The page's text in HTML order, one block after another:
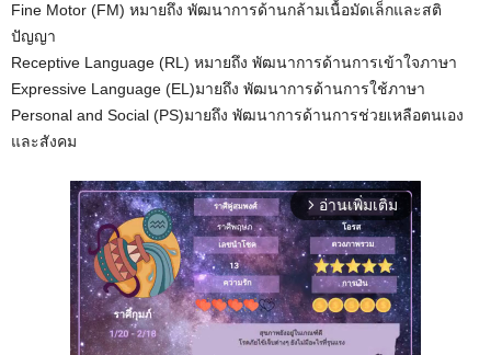
Fine Motor (FM) หมายถึง พัฒนาการด้านกล้ามเนื้อมัดเล็กและสติ
ปัญญา
Receptive Language (RL) หมายถึง พัฒนาการด้านการเข้าใจภาษา
Expressive Language (EL)มายถึง พัฒนาการด้านการใช้ภาษา
Personal and Social (PS)มายถึง พัฒนาการด้านการช่วยเหลือตนเอง
และสังคม
arrow_forward_ios อ่านเพิ่มเติม